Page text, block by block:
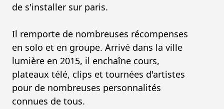
de s'installer sur paris.
Il remporte de nombreuses récompenses
en solo et en groupe. Arrivé dans la ville
lumière en 2015, il enchaîne cours,
plateaux télé, clips et tournées d'artistes
pour de nombreuses personnalités
connues de tous.